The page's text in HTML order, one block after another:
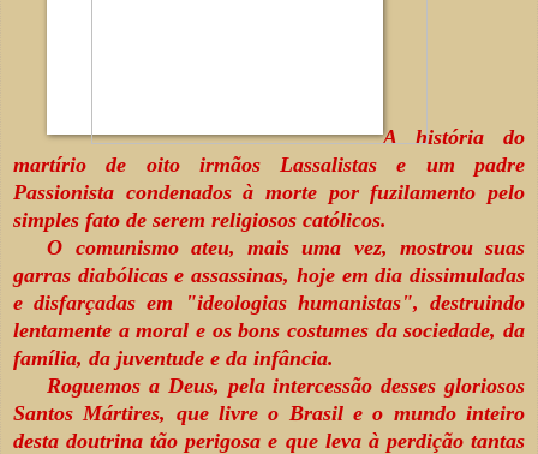
A história do
martírio de oito irmãos Lassalistas e um padre
Passionista condenados à morte por fuzilamento pelo
simples fato de serem religiosos católicos.
O comunismo ateu, mais uma vez, mostrou suas
garras diabólicas e assassinas, hoje em dia dissimuladas
e disfarçadas em "ideologias humanistas", destruindo
lentamente a moral e os bons costumes da sociedade, da
família, da juventude e da infância.
Roguemos a Deus, pela intercessão desses gloriosos
Santos Mártires, que livre o Brasil e o mundo inteiro
desta doutrina tão perigosa e que leva à perdição tantas